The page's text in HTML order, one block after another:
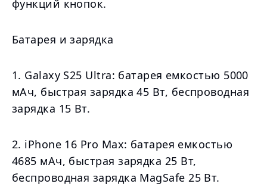
функций кнопок.
Батарея и зарядка
1. Galaxy S25 Ultra: батарея емкостью 5000
мАч, быстрая зарядка 45 Вт, беспроводная
зарядка 15 Вт.
2. iPhone 16 Pro Max: батарея емкостью
4685 мАч, быстрая зарядка 25 Вт,
беспроводная зарядка MagSafe 25 Вт.